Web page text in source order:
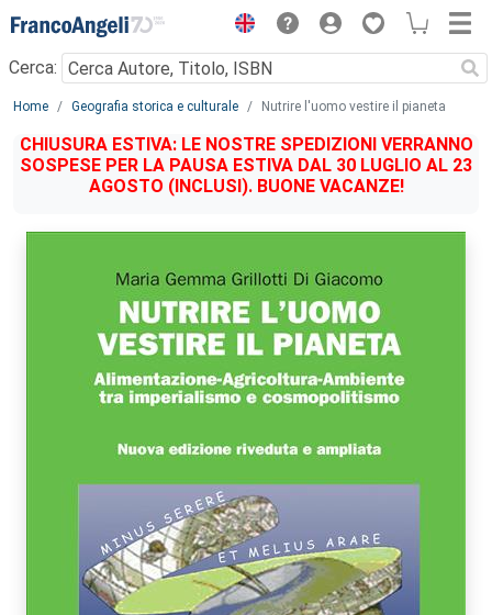
Menu
Cerca:
Main content
Home Geografia storica e culturale Nutrire l'uomo vestire il pianeta
CHIUSURA ESTIVA: LE NOSTRE SPEDIZIONI VERRANNO
SOSPESE PER LA PAUSA ESTIVA DAL 30 LUGLIO AL 23
AGOSTO (INCLUSI). BUONE VACANZE!